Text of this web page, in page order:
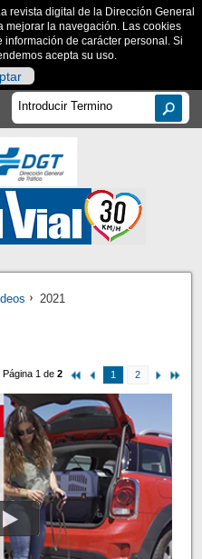
revista digital de la Dirección General
mejorar la navegación. Las cookies
de carácter personal. Si
acepta su uso.
2021
Página 1 de2 1 2